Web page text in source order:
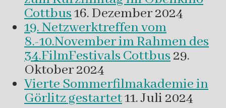
Cottbus16. Dezember 2024
19. Netzwerktreffen vom
8.-10.November im Rahmen des
34.FilmFestivals Cottbus29.
Oktober 2024
Vierte Sommerfilmakademie in
Görlitz gestartet11. Juli 2024